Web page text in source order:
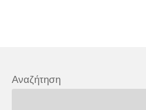
Αναζήτηση